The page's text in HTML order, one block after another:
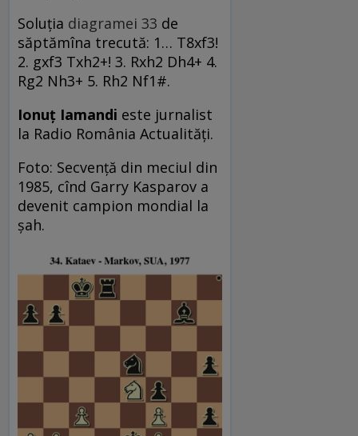
Soluția diagramei 33 de
săptămîna trecută: 1… T8xf3!
2. gxf3 Txh2+! 3. Rxh2 Dh4+ 4.
Rg2 Nh3+ 5. Rh2 Nf1#.
Ionuţ Iamandi este jurnalist
la Radio România Actualităţi.
Foto: Secvență din meciul din
1985, cînd Garry Kasparov a
devenit campion mondial la
șah.